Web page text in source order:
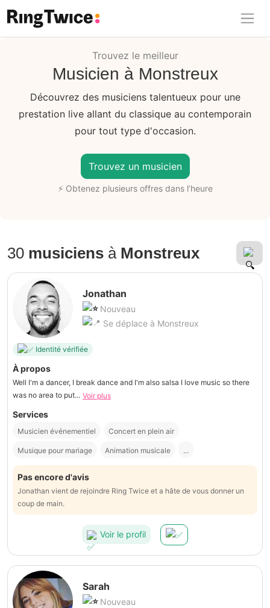
Ring Twice
Trouvez le meilleur
Musicien à Monstreux
Découvrez des musiciens talentueux pour une
prestation live allant du classique au contemporain
pour tout type d'occasion.
Trouvez un musicien
⚡ Obtenez plusieurs offres dans l’heure
30 musiciens à Monstreux
Jonathan
Nouveau
Se déplace à Monstreux
Identité vérifiée
À propos
Well I'm a dancer, I break dance and I'm also salsa I love music so there
was no area to put... Voir plus
Services
Musicien événementiel Concert en plein air
Musique pour mariage Animation musicale ...
Pas encore d'avis
Jonathan vient de rejoindre Ring Twice et a hâte de vous donner un
coup de main.
Voir le profil
Sarah
Nouveau